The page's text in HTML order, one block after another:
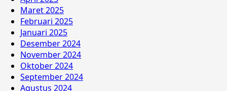
Maret 2025
Februari 2025
Januari 2025
Desember 2024
November 2024
Oktober 2024
September 2024
Agustus 2024